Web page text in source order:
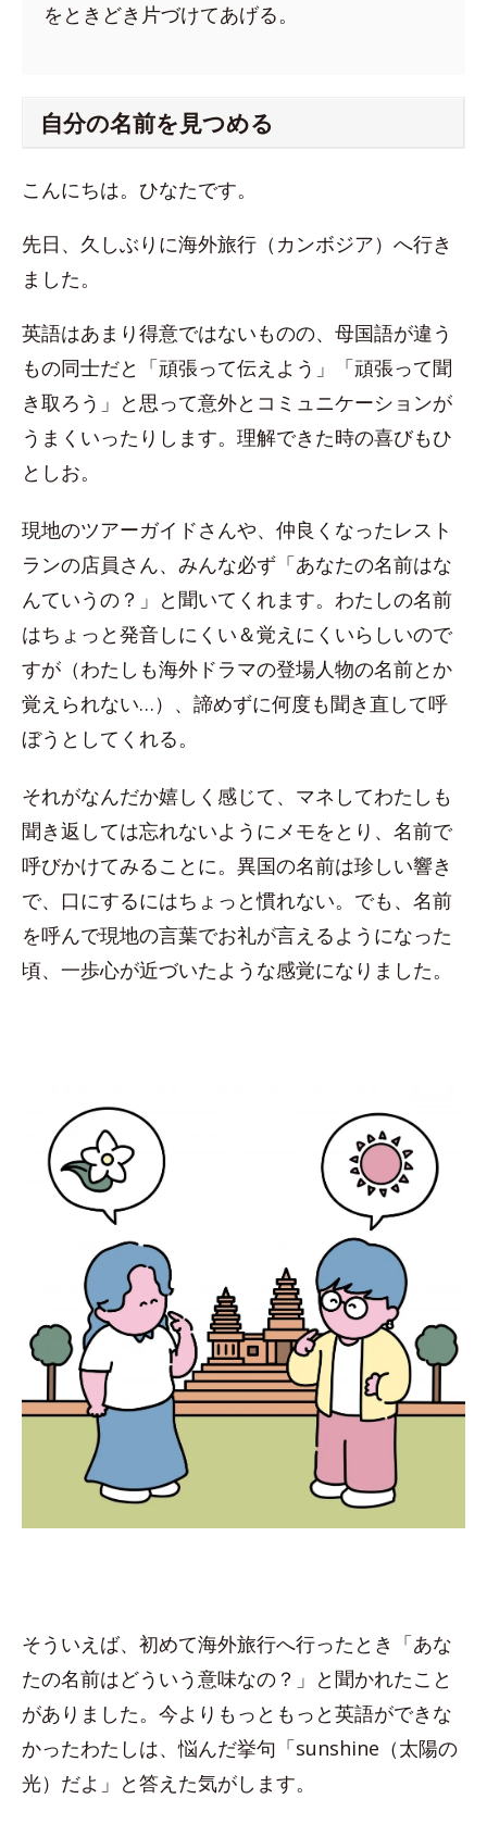
をときどき片づけてあげる。
自分の名前を見つめる
こんにちは。ひなたです。
先日、久しぶりに海外旅行（カンボジア）へ行き
ました。
英語はあまり得意ではないものの、母国語が違う
もの同士だと「頑張って伝えよう」「頑張って聞
き取ろう」と思って意外とコミュニケーションが
うまくいったりします。理解できた時の喜びもひ
としお。
現地のツアーガイドさんや、仲良くなったレスト
ランの店員さん、みんな必ず「あなたの名前はな
んていうの？」と聞いてくれます。わたしの名前
はちょっと発音しにくい＆覚えにくいらしいので
すが（わたしも海外ドラマの登場人物の名前とか
覚えられない…）、諦めずに何度も聞き直して呼
ぼうとしてくれる。
それがなんだか嬉しく感じて、マネしてわたしも
聞き返しては忘れないようにメモをとり、名前で
呼びかけてみることに。異国の名前は珍しい響き
で、口にするにはちょっと慣れない。でも、名前
を呼んで現地の言葉でお礼が言えるようになった
頃、一歩心が近づいたような感覚になりました。
そういえば、初めて海外旅行へ行ったとき「あな
たの名前はどういう意味なの？」と聞かれたこと
がありました。今よりもっともっと英語ができな
かったわたしは、悩んだ挙句「sunshine（太陽の
光）だよ」と答えた気がします。